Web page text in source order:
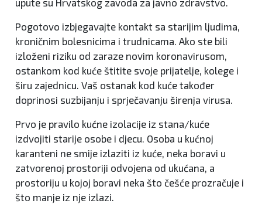
Pogotovo izbjegavajte kontakt sa starijim ljudima,
kroničnim bolesnicima i trudnicama. Ako ste bili
izloženi riziku od zaraze novim koronavirusom,
ostankom kod kuće štitite svoje prijatelje, kolege i
širu zajednicu. Vaš ostanak kod kuće također
doprinosi suzbijanju i sprječavanju širenja virusa.
Prvo je pravilo kućne izolacije iz stana/kuće
izdvojiti starije osobe i djecu. Osoba u kućnoj
karanteni ne smije izlaziti iz kuće, neka boravi u
zatvorenoj prostoriji odvojena od ukućana, a
prostoriju u kojoj boravi neka što češće prozračuje i
što manje iz nje izlazi.